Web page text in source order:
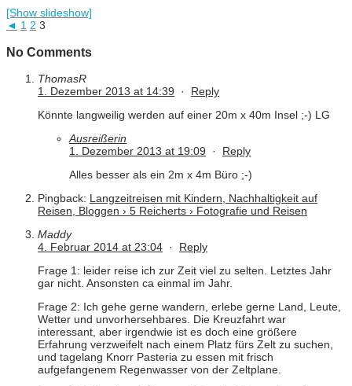
[Show slideshow]
◄ 1 2 3
No Comments
ThomasR
1. Dezember 2013 at 14:39 · Reply
Könnte langweilig werden auf einer 20m x 40m Insel ;-) LG
Ausreißerin
1. Dezember 2013 at 19:09 · Reply
Alles besser als ein 2m x 4m Büro ;-)
Pingback: Langzeitreisen mit Kindern, Nachhaltigkeit auf
Reisen, Bloggen › 5 Reicherts › Fotografie und Reisen
Maddy
4. Februar 2014 at 23:04 · Reply
Frage 1: leider reise ich zur Zeit viel zu selten. Letztes Jahr
gar nicht. Ansonsten ca einmal im Jahr.
Frage 2: Ich gehe gerne wandern, erlebe gerne Land, Leute,
Wetter und unvorhersehbares. Die Kreuzfahrt war
interessant, aber irgendwie ist es doch eine größere
Erfahrung verzweifelt nach einem Platz fürs Zelt zu suchen,
und tagelang Knorr Pasteria zu essen mit frisch
aufgefangenem Regenwasser von der Zeltplane.